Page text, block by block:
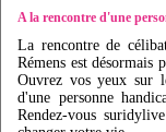
A la rencontre d'une
La rencontre de
Rémens est désormais
Ouvrez vos yeux sur
d'une personne
Rendez-vous suridylive